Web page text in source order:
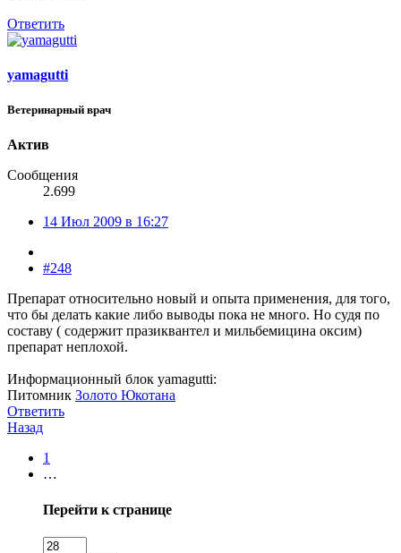
Ответить
yamagutti
Ветеринарный врач
Актив
Сообщения
2.699
14 Июл 2009 в 16:27
#248
Препарат относительно новый и опыта применения, для того,
что бы делать какие либо выводы пока не много. Но судя по
составу ( содержит празиквантел и мильбемицина оксим)
препарат неплохой.
Информационный блок yamagutti:
Питомник Золото Юкотана
Ответить
Назад
1
…
Перейти к странице